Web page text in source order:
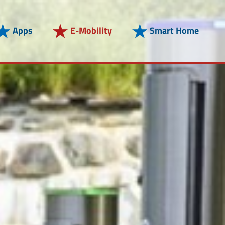
Apps E-Mobility Smart Home